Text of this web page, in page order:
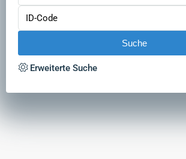
Suche
Erweiterte Suche